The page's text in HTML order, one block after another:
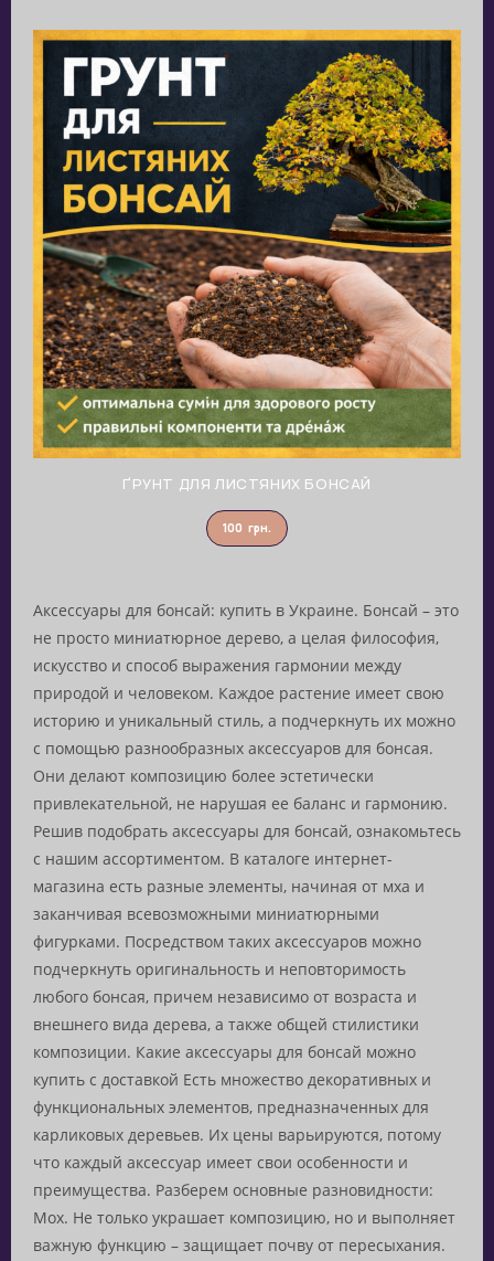
ҐРУНТ ДЛЯ ЛИСТЯНИХ БОНСАЙ
100 грн.
Аксессуары для бонсай: купить в Украине. Бонсай – это
не просто миниатюрное дерево, а целая философия,
искусство и способ выражения гармонии между
природой и человеком. Каждое растение имеет свою
историю и уникальный стиль, а подчеркнуть их можно
с помощью разнообразных аксессуаров для бонсая.
Они делают композицию более эстетически
привлекательной, не нарушая ее баланс и гармонию.
Решив подобрать аксессуары для бонсай, ознакомьтесь
с нашим ассортиментом. В каталоге интернет-
магазина есть разные элементы, начиная от мха и
заканчивая всевозможными миниатюрными
фигурками. Посредством таких аксессуаров можно
подчеркнуть оригинальность и неповторимость
любого бонсая, причем независимо от возраста и
внешнего вида дерева, а также общей стилистики
композиции. Какие аксессуары для бонсай можно
купить с доставкой Есть множество декоративных и
функциональных элементов, предназначенных для
карликовых деревьев. Их цены варьируются, потому
что каждый аксессуар имеет свои особенности и
преимущества. Разберем основные разновидности:
Мох. Не только украшает композицию, но и выполняет
важную функцию – защищает почву от пересыхания.